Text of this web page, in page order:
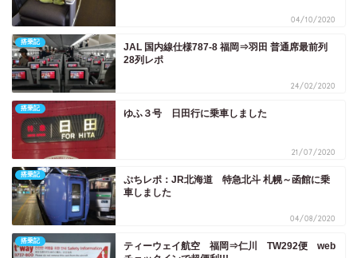
04/10/2020
搭乗記
JAL 国内線仕様787-8 福岡⇒羽田 普通席最前列
28列レポ
24/02/2020
搭乗記 ゆふ３号 日田行に乗車しました
21/07/2020
搭乗記
ぷちレポ：JR北海道 特急北斗 札幌～函館に乗
車しました
04/08/2020
搭乗記
ティーウェイ航空 福岡⇒仁川 TW292便 web